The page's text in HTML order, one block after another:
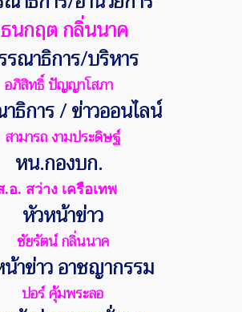
ธนกฤต กลิ่นนาค
รณาธิการ/บริหาร
อภิสิทธิ์ ปัญญาโสภา
ธิการ / ข่าวออนไลน์
สามารถ งามประดิษฐ์
หน.กองบก.
.อ. สว่าง เครือเทพ
หัวหน้าข่าว
ชัยรัตน์ กลิ่นนาค
าข่าว อาชญากรรม
ปอร์ คุ้มพระลอ